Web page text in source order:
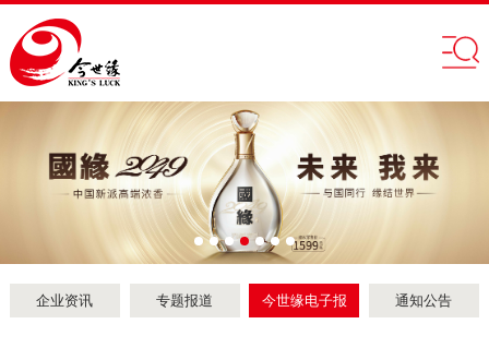
企业资讯 专题报道 今世缘电子报 通知公告